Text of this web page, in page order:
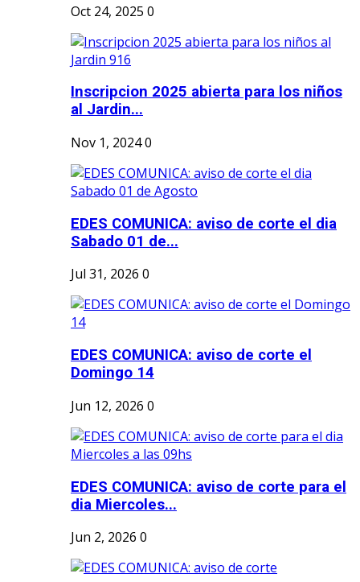
Oct 24, 2025 0
Inscripcion 2025 abierta para los niños
al Jardin...
Nov 1, 20240
EDES COMUNICA: aviso de corte el dia
Sabado 01 de...
Jul 31, 2026 0
EDES COMUNICA: aviso de corte el
Domingo 14
Jun 12, 2026 0
EDES COMUNICA: aviso de corte para el
dia Miercoles...
Jun 2, 2026 0